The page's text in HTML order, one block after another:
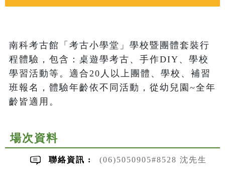
南科考古館「考古小學堂」學校暨團體套裝行
程體驗，包含：桌遊學考古、手作DIY、學校
學習活動等。適合20人以上團體、學校、補習
班報名，體驗年齡依不同活動，從幼兒園~全年
齡皆適用。
場次資料
聯絡資訊 : (06)5050905#8528 沈先生